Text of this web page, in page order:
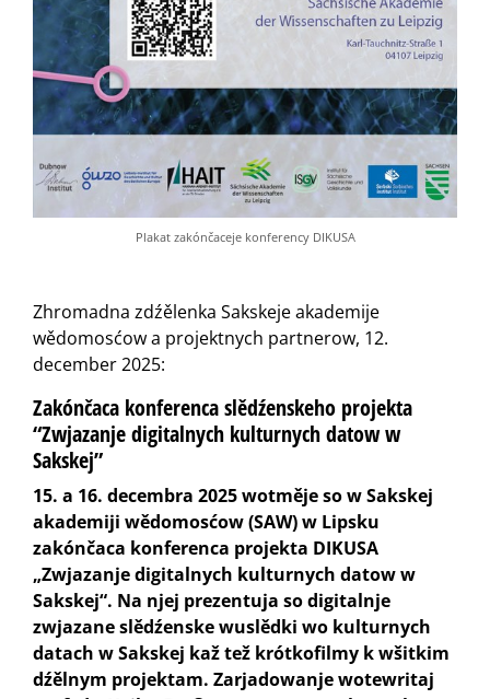
Plakat zakónčaceje konferency DIKUSA
Zhromadna zdźělenka Sakskeje akademije
wědomosćow a projektnych partnerow, 12.
december 2025:
Zakónčaca konferenca slědźenskeho projekta
“Zwjazanje digitalnych kulturnych datow w
Sakskej”
15. a 16. decembra 2025 wotměje so w Sakskej
akademiji wědomosćow (SAW) w Lipsku
zakónčaca konferenca projekta DIKUSA
„Zwjazanje digitalnych kulturnych datow w
Sakskej“. Na njej prezentuja so digitalnje
zwjazane slědźenske wuslědki wo kulturnych
datach w Sakskej kaž tež krótkofilmy k wšitkim
dźělnym projektam. Zarjadowanje wotewritaj